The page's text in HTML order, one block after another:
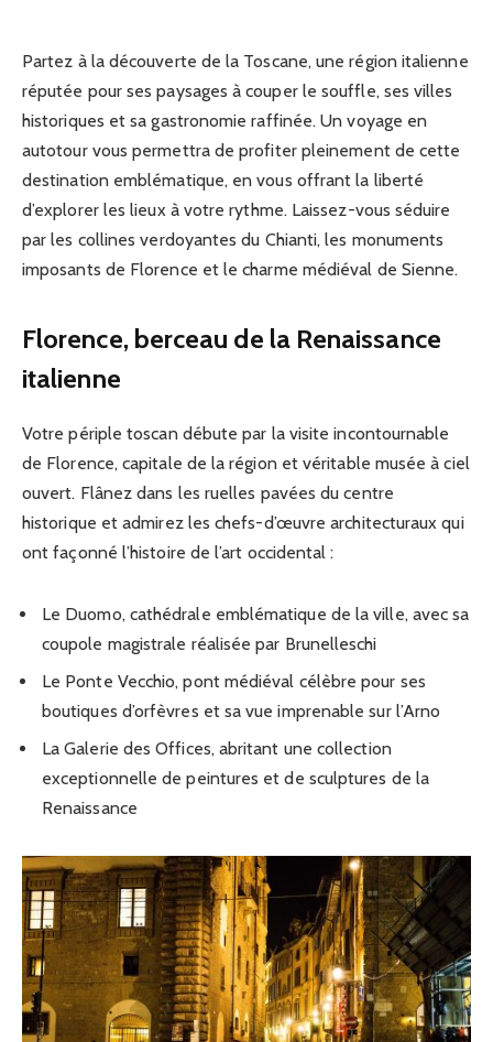
Partez à la découverte de la Toscane, une région italienne
réputée pour ses paysages à couper le souffle, ses villes
historiques et sa gastronomie raffinée. Un voyage en
autotour vous permettra de profiter pleinement de cette
destination emblématique, en vous offrant la liberté
d’explorer les lieux à votre rythme. Laissez-vous séduire
par les collines verdoyantes du Chianti, les monuments
imposants de Florence et le charme médiéval de Sienne.
Florence, berceau de la Renaissance
italienne
Votre périple toscan débute par la visite incontournable
de Florence, capitale de la région et véritable musée à ciel
ouvert. Flânez dans les ruelles pavées du centre
historique et admirez les chefs-d’œuvre architecturaux qui
ont façonné l’histoire de l’art occidental :
Le Duomo, cathédrale emblématique de la ville, avec sa
coupole magistrale réalisée par Brunelleschi
Le Ponte Vecchio, pont médiéval célèbre pour ses
boutiques d’orfèvres et sa vue imprenable sur l’Arno
La Galerie des Offices, abritant une collection
exceptionnelle de peintures et de sculptures de la
Renaissance